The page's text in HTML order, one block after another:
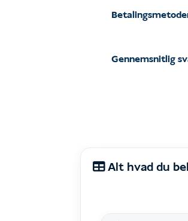
Gennemsnitlig
Alt hvad du